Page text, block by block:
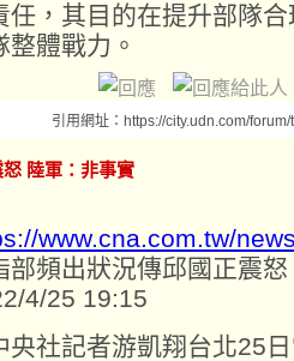
任，其目的在提升部隊
整體戰力。
引用網址：https://city.udn.com/
陸軍：非事實
www.cna.com.tw/
部頻出狀況傳邱國正震
4/25 19:15
央社記者游凱翔台北25